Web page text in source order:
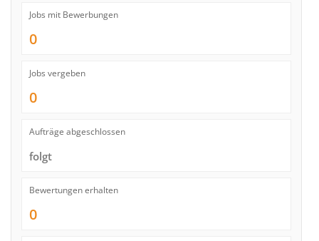
Jobs mit Bewerbungen
0
Jobs vergeben
0
Aufträge abgeschlossen
folgt
Bewertungen erhalten
0